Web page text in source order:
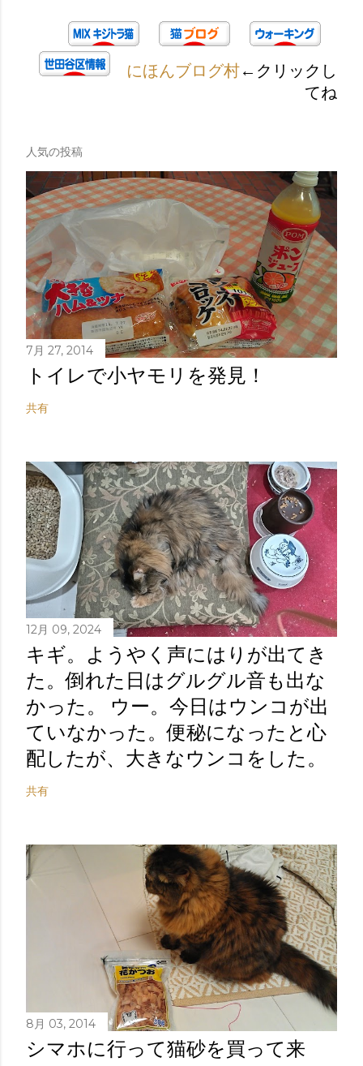
にほんブログ村←クリックし
てね
人気の投稿
7月 27, 2014
トイレで小ヤモリを発見！
共有
12月 09, 2024
キギ。ようやく声にはりが出てき
た。倒れた日はグルグル音も出な
かった。 ウー。今日はウンコが出
ていなかった。便秘になったと心
配したが、大きなウンコをした。
共有
8月 03, 2014
シマホに行って猫砂を買って来